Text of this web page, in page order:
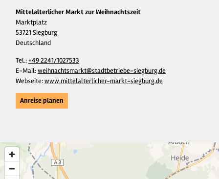
Mittelalterlicher Markt zur Weihnachtszeit
Marktplatz
53721 Siegburg
Deutschland
Tel.:+49 2241/1027533
E-Mail:weihnachtsmarkt@stadtbetriebe-siegburg.de
Webseite:www.mittelalterlicher-markt-siegburg.de
Anreise planen